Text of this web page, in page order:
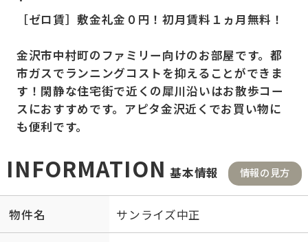
［ゼロ賃］敷金礼金０円！初月賃料１ヵ月無料！
金沢市中村町のファミリー向けのお部屋です。都
市ガスでランニングコストを抑えることができま
す！閑静な住宅街で近くの犀川沿いはお散歩コー
スにおすすめです。アピタ金沢近くでお買い物に
も便利です。
INFORMATION 基本情報 情報の見方
物件名 サンライズ中正